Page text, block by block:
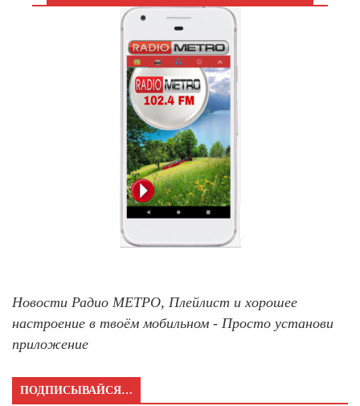
Новости Радио МЕТРО, Плейлист и хорошее
настроение в твоём мобильном - Просто установи
приложение
ПОДПИСЫВАЙСЯ…